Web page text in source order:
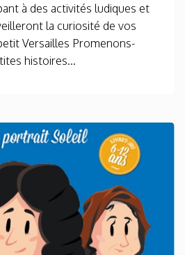
à des activités ludiques et
la curiosité de vos
Versailles Promenons-
histoires...